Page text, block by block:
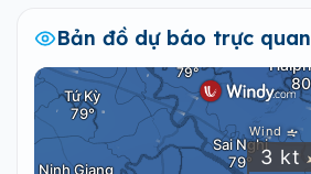
Bản đồ dự báo trực quan